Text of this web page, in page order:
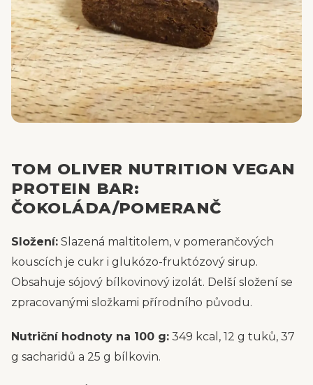
TOM OLIVER NUTRITION VEGAN
PROTEIN BAR:
ČOKOLÁDA/POMERANČ
Složení: Slazená maltitolem, v pomerančových
kouscích je cukr i glukózo-fruktózový sirup.
Obsahuje sójový bílkovinový izolát. Delší složení se
zpracovanými složkami přírodního původu.
Nutriční hodnoty na 100 g: 349 kcal, 12 g tuků, 37
g sacharidů a 25 g bílkovin.